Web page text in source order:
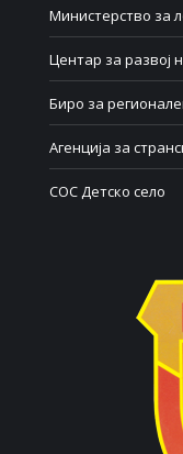
Министерство за
Центар за развој
Биро за
Агенција за
СОС Детско село